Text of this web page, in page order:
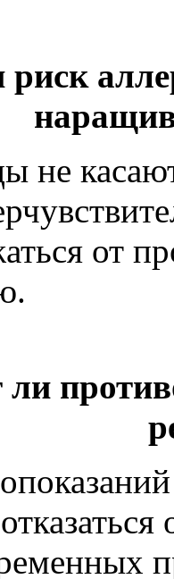
риск
не
от